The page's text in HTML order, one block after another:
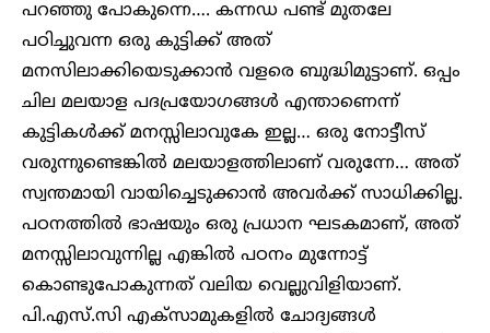
പറഞ്ഞു പോകുന്നെ…. കന്നഡ പണ്ട് മുതലേ
പഠിച്ചുവന്ന ഒരു കുട്ടിക്ക് അത്
മനസിലാക്കിയെടുക്കാൻ വളരെ ബുദ്ധിമുട്ടാണ്. ഒപ്പം
ചില മലയാള പദപ്രയോഗങ്ങൾ എന്താണെന്ന്
കുട്ടികൾക്ക് മനസ്സിലാവുകേ ഇല്ല… ഒരു നോട്ടീസ്
വരുന്നുണ്ടെങ്കിൽ മലയാളത്തിലാണ് വരുന്നേ… അത്
സ്വന്തമായി വായിച്ചെടുക്കാൻ അവർക്ക് സാധിക്കില്ല.
പഠനത്തിൽ ഭാഷയും ഒരു പ്രധാന ഘടകമാണ്, അത്
മനസ്സിലാവുന്നില്ല എങ്കിൽ പഠനം മുന്നോട്ട്
കൊണ്ടുപോകുന്നത് വലിയ വെല്ലുവിളിയാണ്.
പി.എസ്.സി എക്സാമുകളിൽ ചോദ്യങ്ങൾ